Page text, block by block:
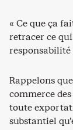
« Ce que ça
retracer ce
responsabilité
Rappelons
commerce
toute
substantiel